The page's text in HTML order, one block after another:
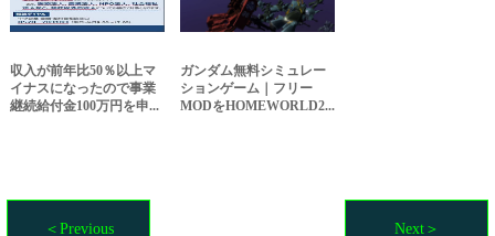
収入が前年比50％以上マ
イナスになったので事業
継続給付金100万円を申...
ガンダム無料シミュレー
ションゲーム｜フリー
MODをHOMEWORLD2...
＜Previous Next＞